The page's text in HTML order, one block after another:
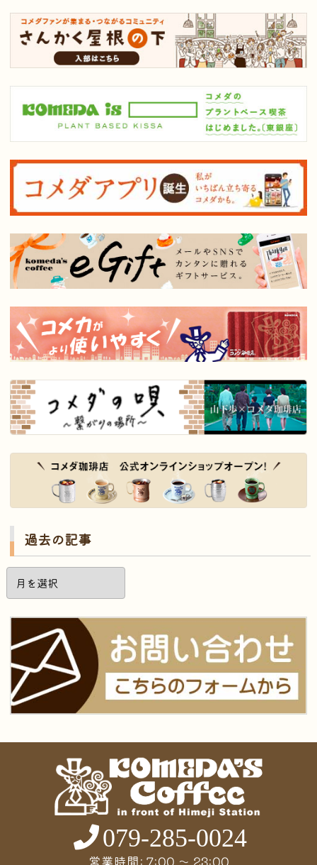
過去の記事
過
去
の
事
079-285-0024
営業時間: 7:00 〜 23:00